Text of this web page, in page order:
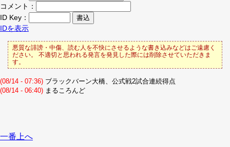
コメント：
ID Key：
IDを表示
悪質な誹謗・中傷、読む人を不快にさせるような書き込みなどはご遠慮く
ださい。 不適切と思われる発言を発見した際には削除させていただきま
す。
(08/14 - 07:36) ブラックバーン大橋、公式戦2試合連続得点
(08/14 - 06:40) まるころんど
一番上へ